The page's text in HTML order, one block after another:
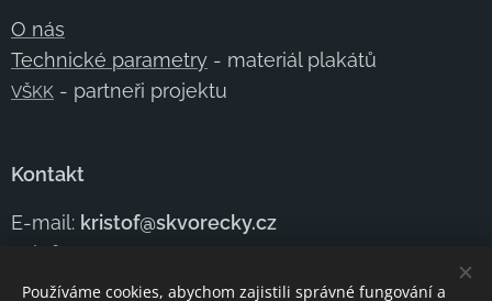
O nás
Technické parametry - materiál plakátů
VŠKK - partneři projektu
Kontakt
E-mail: kristof@skvorecky.cz
Telefon:
Kontaktujte nás
Používáme cookies, abychom zajistili správné fungování a